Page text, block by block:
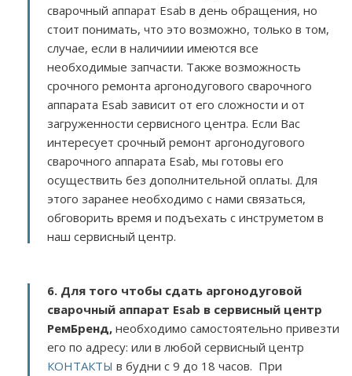
сварочный аппарат Esab в день обращения, но
стоит понимать, что это возможно, только в том,
случае, если в наличиии имеются все
необходимые запчасти. Также возможность
срочного ремонта аргонодугового сварочного
аппарата Esab зависит от его сложности и от
загруженности сервисного центра. Если Вас
интересует срочный ремонт аргонодугового
сварочного аппарата Esab, мы готовы его
осуществить без дополнительной оплаты. Для
этого заранее необходимо с нами связаться,
обговорить время и подъехать с инструметом в
наш сервисный центр.
6. Для того чтобы сдать аргонодуговой
сварочный аппарат Esab в сервисный центр
РемБренд, необходимо самостоятельно привезти
его по адресу: или в любой сервисный центр
КОНТАКТЫ в будни с 9 до 18 часов. При